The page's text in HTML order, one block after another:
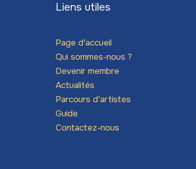
Liens utiles
Page d'accueil
Qui sommes-nous ?
Devenir membre
Actualités
Parcours d'artistes
Guide
Contactez-nous